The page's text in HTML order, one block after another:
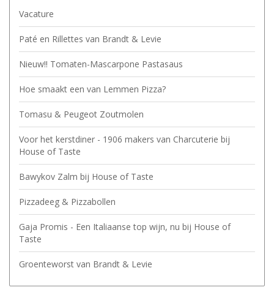
Vacature
Paté en Rillettes van Brandt & Levie
Nieuw!! Tomaten-Mascarpone Pastasaus
Hoe smaakt een van Lemmen Pizza?
Tomasu & Peugeot Zoutmolen
Voor het kerstdiner - 1906 makers van Charcuterie bij
House of Taste
Bawykov Zalm bij House of Taste
Pizzadeeg & Pizzabollen
Gaja Promis - Een Italiaanse top wijn, nu bij House of
Taste
Groenteworst van Brandt & Levie